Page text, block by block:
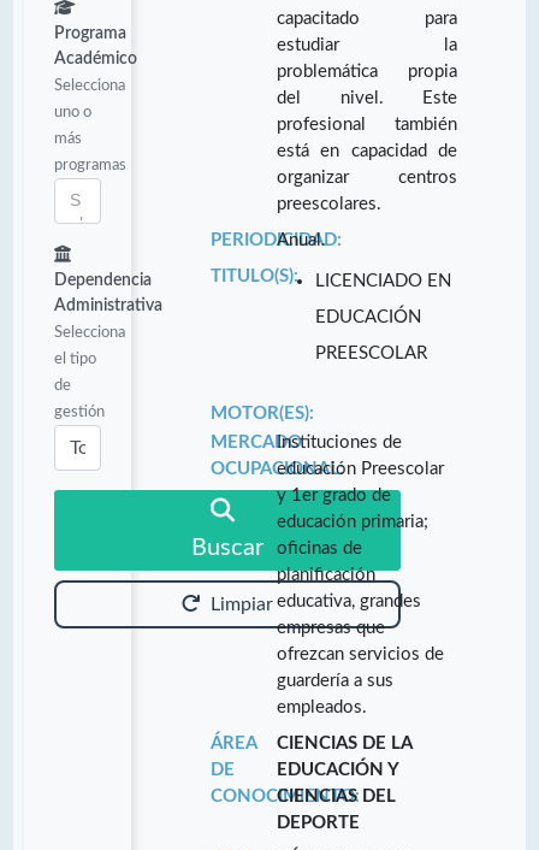
Programa
Académico
Selecciona
uno o
más
programas
Dependencia
Administrativa
Selecciona
el tipo
de
gestión
Buscar
Limpiar
capacitado para
estudiar la
problemática propia
del nivel. Este
profesional también
está en capacidad de
organizar centros
preescolares.
PERIODICIDAD:
Anual.
TITULO(S):
LICENCIADO EN
EDUCACIÓN
PREESCOLAR
MOTOR(ES):
MERCADO
OCUPACIONAL:
Instituciones de
educación Preescolar
y 1er grado de
educación primaria;
oficinas de
planificación
educativa, grandes
empresas que
ofrezcan servicios de
guardería a sus
empleados.
ÁREA
DE
CONOCIMIENTO:
CIENCIAS DE LA
EDUCACIÓN Y
CIENCIAS DEL
DEPORTE